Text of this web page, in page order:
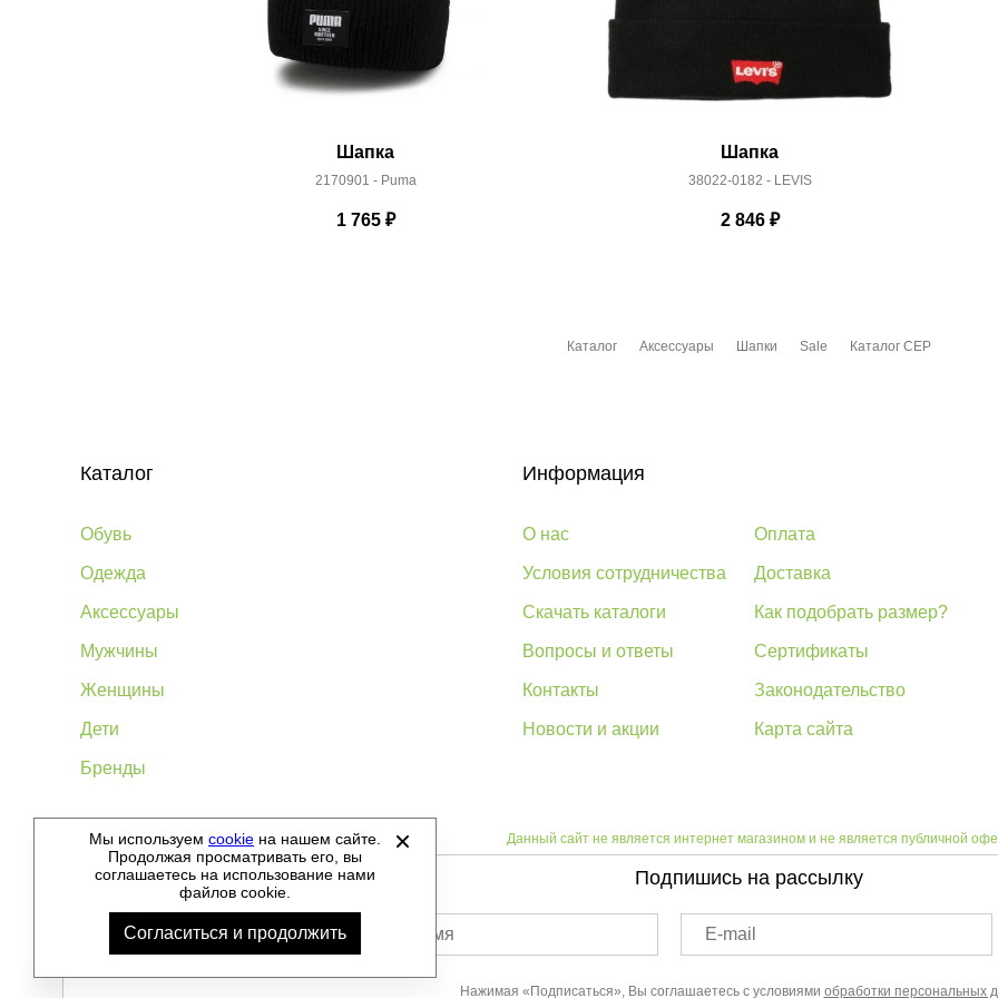
Шапка
2170901 - Puma
1 765₽
Шапка
38022-0182 - LEVIS
2 846₽
Каталог Аксессуары Шапки Sale Каталог CEP
Каталог
Обувь
Одежда
Аксессуары
Мужчины
Женщины
Дети
Бренды
Информация
О нас
Условия сотрудничества
Скачать каталоги
Вопросы и ответы
Контакты
Новости и акции
Оплата
Доставка
Как подобрать размер?
Сертификаты
Законодательство
Карта сайта
©2012-2026 - Sellgroup.ru - все права защищены. Данный сайт не является интернет магазином и не является публичной
Мы используем cookie на нашем сайте.
Продолжая просматривать его, вы
соглашаетесь на использование нами
файлов cookie.
Согласиться и продолжить
Подпишись на рассылку
Ваше имя E-mail
Нажимая «Подписаться», Вы соглашаетесь с условиями обработки персональных